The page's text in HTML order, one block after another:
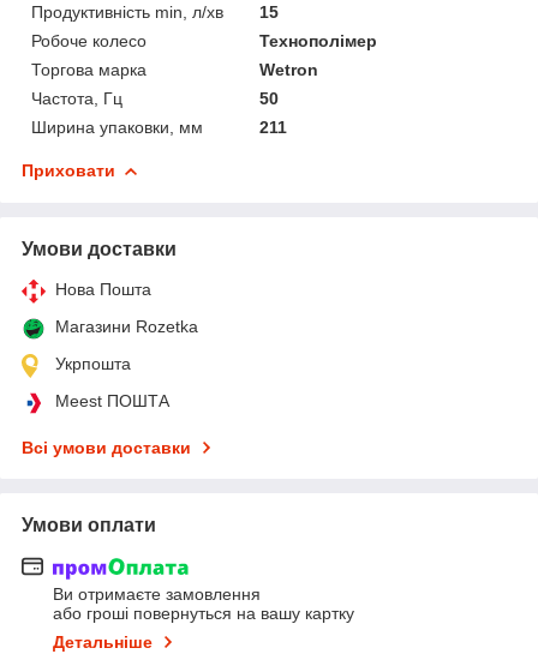
Продуктивність min, л/хв
15
Робоче колесо
Технополімер
Торгова марка
Wetron
Частота, Гц
50
Ширина упаковки, мм
211
Приховати
Умови доставки
Нова Пошта
Магазини Rozetka
Укрпошта
Meest ПОШТА
Всі умови доставки
Умови оплати
Ви отримаєте замовлення
або гроші повернуться на вашу картку
Детальніше